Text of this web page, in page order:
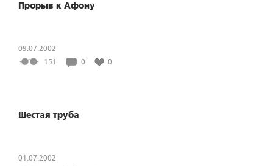
Прорыв к Афону
09.07.2002
151
0 0
Шестая труба
01.07.2002